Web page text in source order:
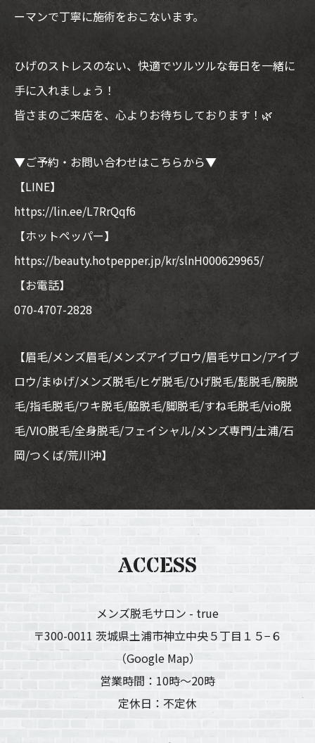
ーマンで丁寧に施術をおこないます。
ひげのストレスのない、快適でツルツルな毎日を一緒に
手に入れましょう！
皆さまのご来店を、心よりお待ちしております！🌿
▼ご予約・お問い合わせはこちらから▼
【LINE】
https://lin.ee/L7RrQqf6
【ホットペッパー】
https://beauty.hotpepper.jp/kr/slnH000629965/
【お電話】
070-4707-2828
【眉毛/メンズ眉毛/メンズアイブロウ/眉毛サロン/アイブ
ロウ/まゆげ/メンズ脱毛/ヒゲ脱毛/ひげ脱毛/髭脱毛/腕脱
毛/指毛脱毛/ワキ脱毛/脇脱毛/脚脱毛/すね毛脱毛/vio脱
毛/VIO脱毛/全身脱毛/フェイシャル/メンズ専門/土浦/石
岡/つくば/荒川沖】
ACCESS
メンズ脱毛サロン - true
〒300-0011 茨城県土浦市神立中央５丁目１５−６
（Google Map）
営業時間：10時〜20時
定休日：不定休